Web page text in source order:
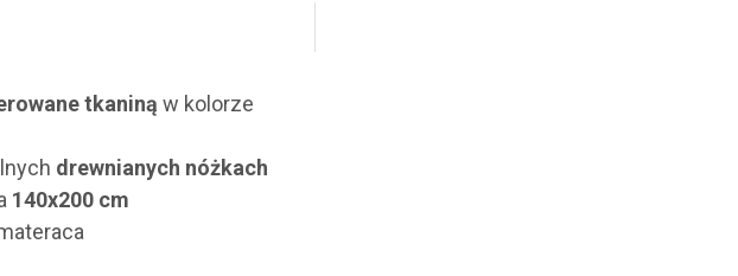
tkaniną w kolorze
drewnianych nóżkach
140x200 cm